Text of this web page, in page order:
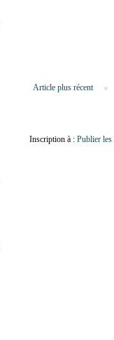
Article plus récent
Inscription à : Publier